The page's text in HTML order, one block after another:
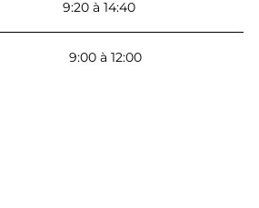
9:20 à 14:40
9:00 à 12:00